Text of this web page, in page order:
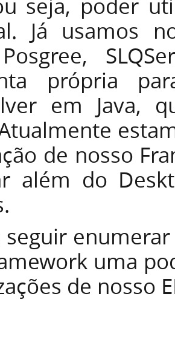
seja, poder
Já usamos
própria
em Java,
de nosso
além do
seguir
uma
de nosso